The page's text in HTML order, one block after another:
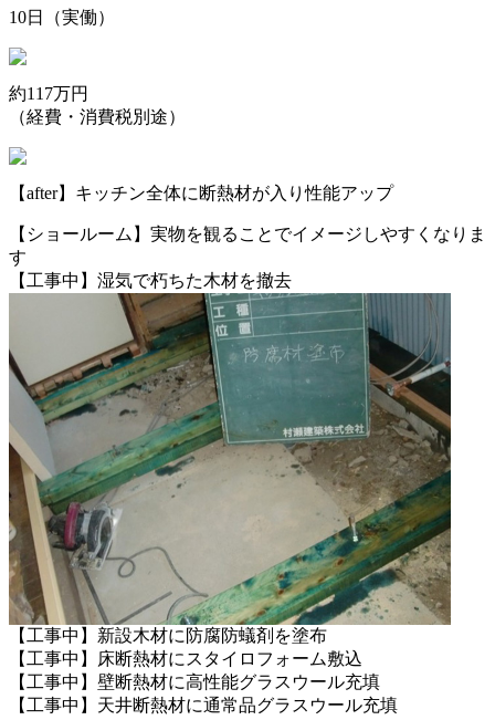
10日（実働）
約117万円
（経費・消費税別途）
【after】キッチン全体に断熱材が入り性能アップ
【ショールーム】実物を観ることでイメージしやすくなりま
す
【工事中】湿気で朽ちた木材を撤去
【工事中】新設木材に防腐防蟻剤を塗布
【工事中】床断熱材にスタイロフォーム敷込
【工事中】壁断熱材に高性能グラスウール充填
【工事中】天井断熱材に通常品グラスウール充填